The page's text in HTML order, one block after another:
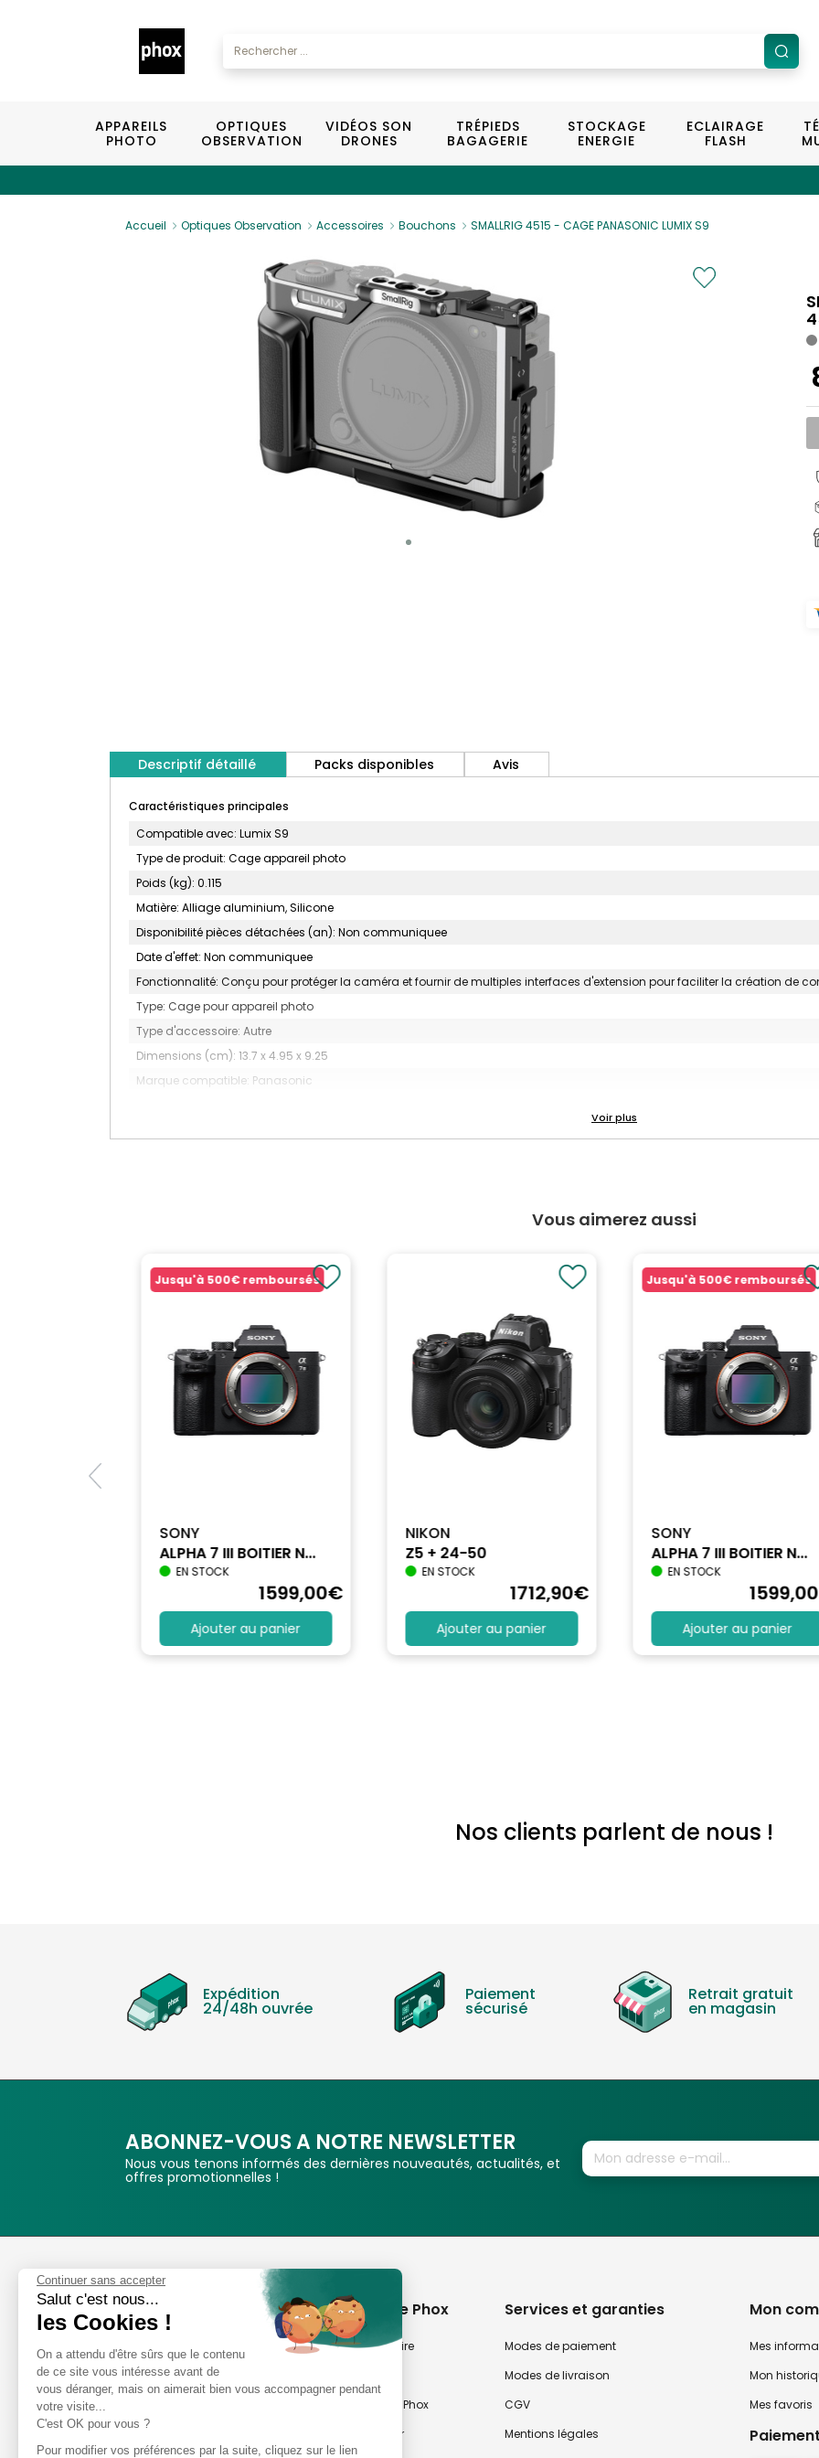
APPAREILS
PHOTO
OPTIQUES
OBSERVATION
VIDÉOS SON
DRONES
TRÉPIEDS
BAGAGERIE
STOCKAGE
ENERGIE
ECLAIRAGE
FLASH
Accueil Optiques Observation Accessoires Bouchons SMALLRIG 4515 - CAGE PANASONIC LUMIX S9
Descriptif détaillé Packs disponibles Avis
Caractéristiques principales
Compatible avec: Lumix S9
Type de produit: Cage appareil photo
Poids (kg): 0.115
Matière: Alliage aluminium, Silicone
Disponibilité pièces détachées (an): Non communiquee
Date d'effet: Non communiquee
Fonctionnalité: Conçu pour protéger la caméra et fournir de multiples interfaces d'extension pour faciliter la création de
Type: Cage pour appareil photo
Type d'accessoire: Autre
Dimensions (cm): 13.7 x 4.95 x 9.25
Marque compatible: Panasonic
Vous aimerez aussi
Jusqu'à 500€ remboursés
SONY
ALPHA 7 III BOITIER N...
EN STOCK
1599,00€
Ajouter au panier
NIKON
Z5 + 24-50
EN STOCK
1712,90€
Ajouter au panier
Jusqu'à 500€ remboursés
SONY
ALPHA 7 III BOITIER N...
EN STOCK
1599,00
Ajouter au panier
Nos clients parlent de nous !
Expédition
24/48h ouvrée
Paiement
sécurisé
Retrait gratuit
en magasin
ABONNEZ-VOUS A NOTRE NEWSLETTER
Nous vous tenons informés des dernières nouveautés, actualités, et
offres promotionnelles !
Phox
Spécialiste de l'image
Suivez-nous
Avis clients
8,2/10 Avis vérifiés
A propos de Phox
Notre savoir-faire
Nos magasins Phox
Notre newsletter
Services et garanties
Modes de paiement
Modes de livraison
CGV
Mentions légales
Mon
Mes
Mon
Mes favoris
Continuer sans accepter
Salut c'est nous...
les Cookies !
On a attendu d'être sûrs que le contenu
de ce site vous intéresse avant de
vous déranger, mais on aimerait bien vous accompagner pendant
votre visite...
C'est OK pour vous ?
Pour modifier vos préférences par la suite, cliquez sur le lien